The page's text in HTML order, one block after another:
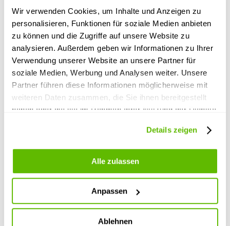
Wir verwenden Cookies, um Inhalte und Anzeigen zu
personalisieren, Funktionen für soziale Medien anbieten
zu können und die Zugriffe auf unsere Website zu
analysieren. Außerdem geben wir Informationen zu Ihrer
Verwendung unserer Website an unsere Partner für
soziale Medien, Werbung und Analysen weiter. Unsere
Partner führen diese Informationen möglicherweise mit
weiteren Daten zusammen, die Sie ihnen bereitgestellt
haben oder die sie im Rahmen Ihrer Nutzung der Dienste
Details zeigen
Alle zulassen
Anpassen
Ablehnen